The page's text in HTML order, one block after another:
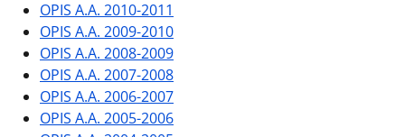
OPIS A.A. 2010-2011
OPIS A.A. 2009-2010
OPIS A.A. 2008-2009
OPIS A.A. 2007-2008
OPIS A.A. 2006-2007
OPIS A.A. 2005-2006